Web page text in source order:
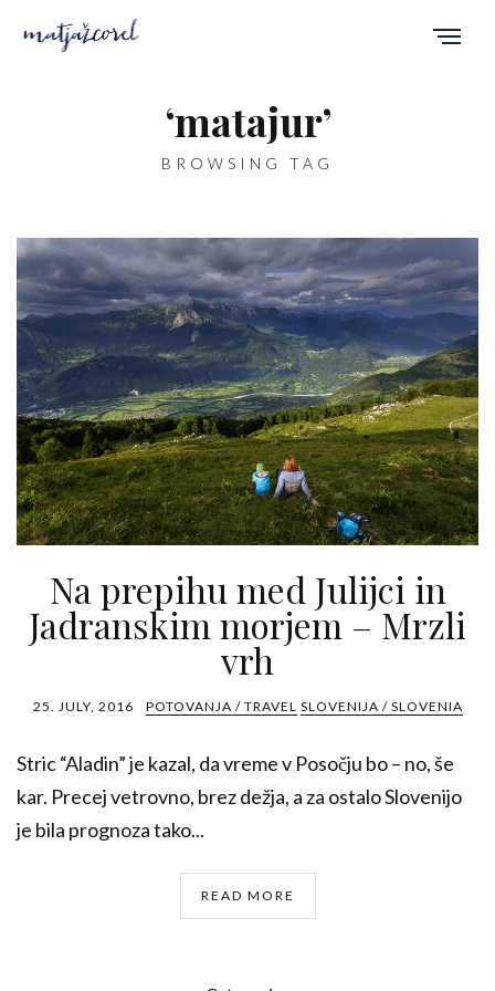
‘matajur’
BROWSING TAG
Na prepihu med Julijci in
Jadranskim morjem – Mrzli
vrh
25. JULY, 2016 POTOVANJA / TRAVEL SLOVENIJA / SLOVENIA
Stric “Aladin” je kazal, da vreme v Posočju bo – no, še
kar. Precej vetrovno, brez dežja, a za ostalo Slovenijo
je bila prognoza tako...
READ MORE